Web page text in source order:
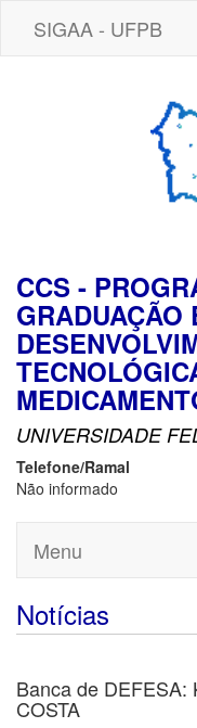
SIGAA - UFPB
CCS -
GRADUAÇÃO
UNIVERSIDADE
Telefone/Ramal
Não informado
Menu
Notícias
Banca de DEFESA:
COSTA